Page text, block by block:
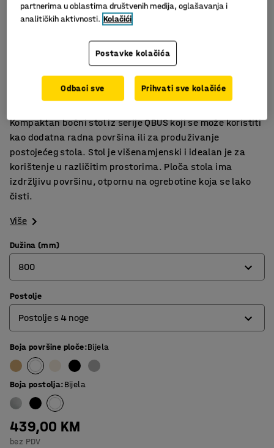
Stabilna konstrukcija
Izdržljiv laminat
Višenamjensko korištenje
Kompaktan bočni stol iz serije QBUS koji se može koristiti
kao dodatna radna površina ili za produživanje
postojećeg stola. Stol je višenamjenski i idealan je za
korištenje u različitim prostorima. Ploča stola ima
izdržljivu površinu, otpornu na ogrebotine koja se lako
čisti.
Više
Dužina (mm)
800
800
1200
1400
1600
1800
Postolje
Postolje s 4 noge
O-postolje
Postolje s 4 noge
T-postolje
Boja površine ploče:Bijela
Boja postolja:Bijela
439,00 KM
bez PDV
partnerima u oblastima društvenih medija, oglašavanja i
analitičkih aktivnosti. Kolačići
Postavke kolačića
Odbaci sve Prihvati sve kolačiće